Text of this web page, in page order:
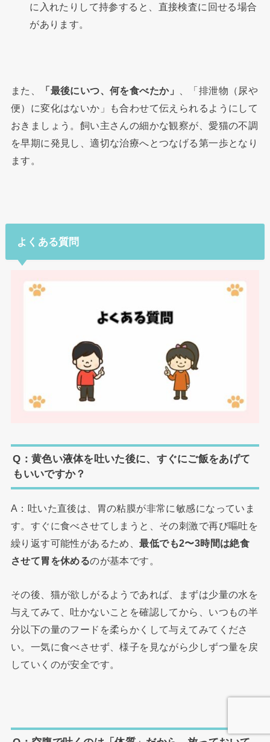
に入れたりして持参すると、直接検査に回せる場合
があります。
また、 「最後にいつ、何を食べたか」
、「排泄物（尿や
便）に変化はないか」も合わせて伝えられるようにして
おきましょう。飼い主さんの細かな観察が、愛猫の不調
を早期に発見し、適切な治療へとつなげる第一歩となり
ます。
よくある質問
Q：黄色い液体を吐いた後に、すぐにご飯をあげて
もいいですか？
A：吐いた直後は、胃の粘膜が非常に敏感になっていま
す。すぐに食べさせてしまうと、その刺激で再び嘔吐を
繰り返す可能性があるため、最低でも2〜3時間は絶食
させて胃を休めるのが基本です。
その後、猫が欲しがるようであれば、まずは少量の水を
与えてみて、吐かないことを確認してから、いつもの半
分以下の量のフードを柔らかくして与えてみてくださ
い。一気に食べさせず、様子を見ながら少しずつ量を戻
していくのが安全です。